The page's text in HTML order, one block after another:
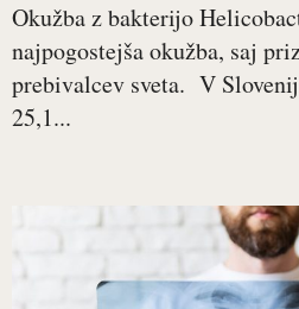
Okužba z bakterijo
najpogostejša okužba, saj
prebivalcev sveta. V
25,1...